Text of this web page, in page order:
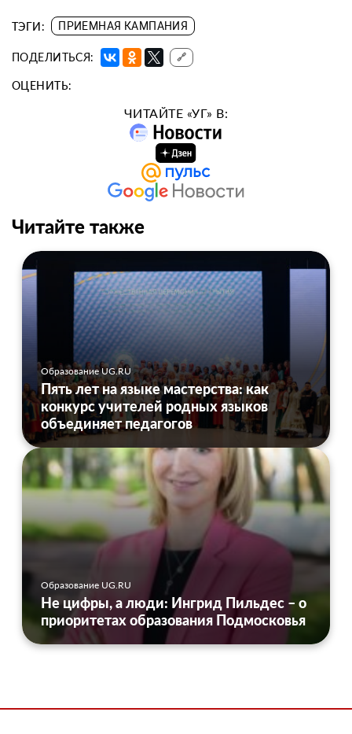
ТЭГИ: ПРИЕМНАЯ КАМПАНИЯ
ПОДЕЛИТЬСЯ: 🔗
ОЦЕНИТЬ:
ЧИТАЙТЕ «УГ» В:
Читайте также
Образование UG.RU
Пять лет на языке мастерства: как
конкурс учителей родных языков
объединяет педагогов
Образование UG.RU
Не цифры, а люди: Ингрид Пильдес – о
приоритетах образования Подмосковья